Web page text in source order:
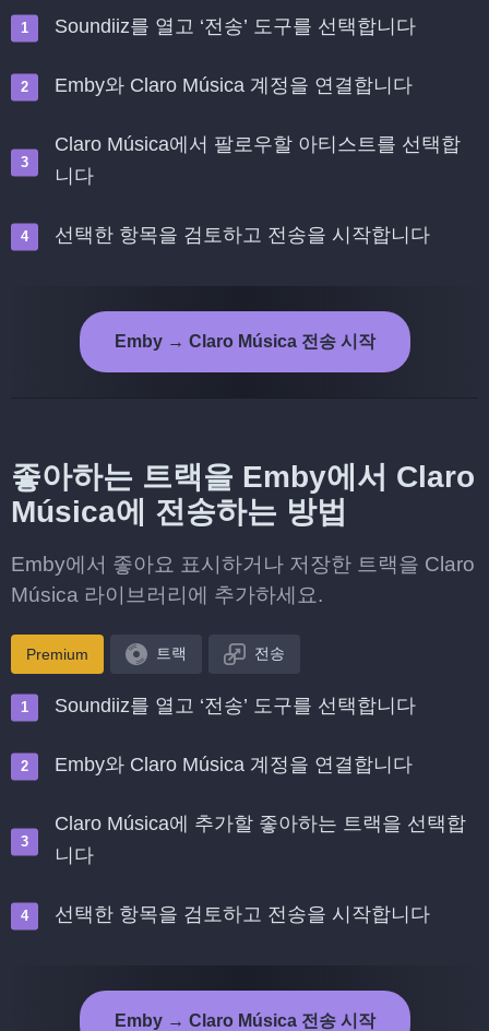
Soundiiz를 열고 ‘전송’ 도구를 선택합니다
Emby와 Claro Música 계정을 연결합니다
Claro Música에서 팔로우할 아티스트를 선택합
니다
선택한 항목을 검토하고 전송을 시작합니다
Emby → Claro Música 전송 시작
좋아하는 트랙을 Emby에서 Claro
Música에 전송하는 방법
Emby에서 좋아요 표시하거나 저장한 트랙을 Claro
Música 라이브러리에 추가하세요.
Premium 트랙 전송
Soundiiz를 열고 ‘전송’ 도구를 선택합니다
Emby와 Claro Música 계정을 연결합니다
Claro Música에 추가할 좋아하는 트랙을 선택합
니다
선택한 항목을 검토하고 전송을 시작합니다
Emby → Claro Música 전송 시작